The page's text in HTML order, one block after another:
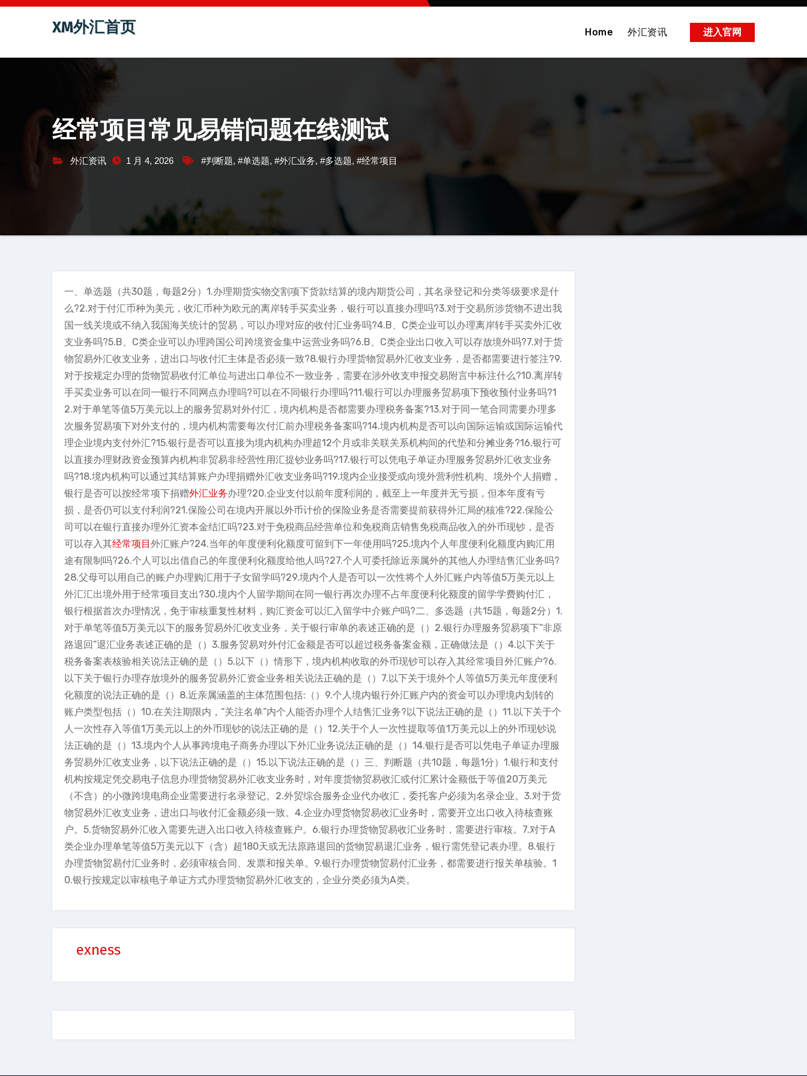
跳
容
XM外汇首页 Home 外汇资讯 进入官网
经常项目常见易错问题在线测试
外汇资讯 1 月 4, 2026 #判断题, #单选题, #外汇业务, #多选题, #经常项目
一、单选题（共30题，每题2分）1.办理期货实物交割项下货款结算的境内期货公司，其名录登记和分类等级要求是什
么?2.对于付汇币种为美元，收汇币种为欧元的离岸转手买卖业务，银行可以直接办理吗?3.对于交易所涉货物不进出我
国一线关境或不纳入我国海关统计的贸易，可以办理对应的收付汇业务吗?4.B、C类企业可以办理离岸转手买卖外汇收
支业务吗?5.B、C类企业可以办理跨国公司跨境资金集中运营业务吗?6.B、C类企业出口收入可以存放境外吗?7.对于货
物贸易外汇收支业务，进出口与收付汇主体是否必须一致?8.银行办理货物贸易外汇收支业务，是否都需要进行签注?9.
对于按规定办理的货物贸易收付汇单位与进出口单位不一致业务，需要在涉外收支申报交易附言中标注什么?10.离岸转
手买卖业务可以在同一银行不同网点办理吗?可以在不同银行办理吗?11.银行可以办理服务贸易项下预收预付业务吗?1
2.对于单笔等值5万美元以上的服务贸易对外付汇，境内机构是否都需要办理税务备案?13.对于同一笔合同需要办理多
次服务贸易项下对外支付的，境内机构需要每次付汇前办理税务备案吗?14.境内机构是否可以向国际运输或国际运输代
理企业境内支付外汇?15.银行是否可以直接为境内机构办理超12个月或非关联关系机构间的代垫和分摊业务?16.银行可
以直接办理财政资金预算内机构非贸易非经营性用汇提钞业务吗?17.银行可以凭电子单证办理服务贸易外汇收支业务
吗?18.境内机构可以通过其结算账户办理捐赠外汇收支业务吗?19.境内企业接受或向境外营利性机构、境外个人捐赠，
银行是否可以按经常项下捐赠外汇业务办理?20.企业支付以前年度利润的，截至上一年度并无亏损，但本年度有亏
损，是否仍可以支付利润?21.保险公司在境内开展以外币计价的保险业务是否需要提前获得外汇局的核准?22.保险公
司可以在银行直接办理外汇资本金结汇吗?23.对于免税商品经营单位和免税商店销售免税商品收入的外币现钞，是否
可以存入其经常项目外汇账户?24.当年的年度便利化额度可留到下一年使用吗?25.境内个人年度便利化额度内购汇用
途有限制吗?26.个人可以出借自己的年度便利化额度给他人吗?27.个人可委托除近亲属外的其他人办理结售汇业务吗?
28.父母可以用自己的账户办理购汇用于子女留学吗?29.境内个人是否可以一次性将个人外汇账户内等值5万美元以上
外汇汇出境外用于经常项目支出?30.境内个人留学期间在同一银行再次办理不占年度便利化额度的留学学费购付汇，
银行根据首次办理情况，免于审核重复性材料，购汇资金可以汇入留学中介账户吗?二、多选题（共15题，每题2分）1.
对于单笔等值5万美元以下的服务贸易外汇收支业务，关于银行审单的表述正确的是（）2.银行办理服务贸易项下“非原
路退回”退汇业务表述正确的是（）3.服务贸易对外付汇金额是否可以超过税务备案金额，正确做法是（）4.以下关于
税务备案表核验相关说法正确的是（）5.以下（）情形下，境内机构收取的外币现钞可以存入其经常项目外汇账户?6.
以下关于银行办理存放境外的服务贸易外汇资金业务相关说法正确的是（）7.以下关于境外个人等值5万美元年度便利
化额度的说法正确的是（）8.近亲属涵盖的主体范围包括:（）9.个人境内银行外汇账户内的资金可以办理境内划转的
账户类型包括（）10.在关注期限内，“关注名单”内个人能否办理个人结售汇业务?以下说法正确的是（）11.以下关于个
人一次性存入等值1万美元以上的外币现钞的说法正确的是（）12.关于个人一次性提取等值1万美元以上的外币现钞说
法正确的是（）13.境内个人从事跨境电子商务办理以下外汇业务说法正确的是（）14.银行是否可以凭电子单证办理服
务贸易外汇收支业务，以下说法正确的是（）15.以下说法正确的是（）三、判断题（共10题，每题1分）1.银行和支付
机构按规定凭交易电子信息办理货物贸易外汇收支业务时，对年度货物贸易收汇或付汇累计金额低于等值20万美元
（不含）的小微跨境电商企业需要进行名录登记。2.外贸综合服务企业代办收汇，委托客户必须为名录企业。3.对于货
物贸易外汇收支业务，进出口与收付汇金额必须一致。4.企业办理货物贸易收汇业务时，需要开立出口收入待核查账
户。5.货物贸易外汇收入需要先进入出口收入待核查账户。6.银行办理货物贸易收汇业务时，需要进行审核。7.对于A
类企业办理单笔等值5万美元以下（含）超180天或无法原路退回的货物贸易退汇业务，银行需凭登记表办理。8.银行
办理货物贸易付汇业务时，必须审核合同、发票和报关单。9.银行办理货物贸易付汇业务，都需要进行报关单核验。1
0.银行按规定以审核电子单证方式办理货物贸易外汇收支的，企业分类必须为A类。
exness